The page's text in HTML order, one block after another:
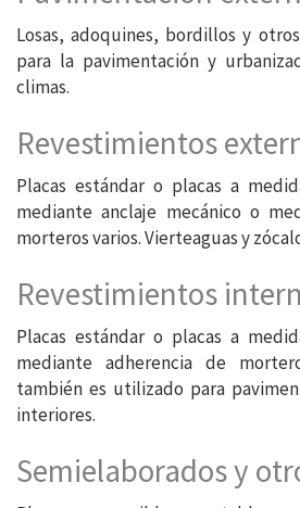
Losas, adoquines, bordillos y
para la pavimentación y
climas.
Revestimientos
Placas estándar o placas a
mediante anclaje mecánico o
morteros varios. Vierteaguas y
Revestimientos
Placas estándar o placas a
mediante adherencia de
también es utilizado para
interiores.
Semielaborados y